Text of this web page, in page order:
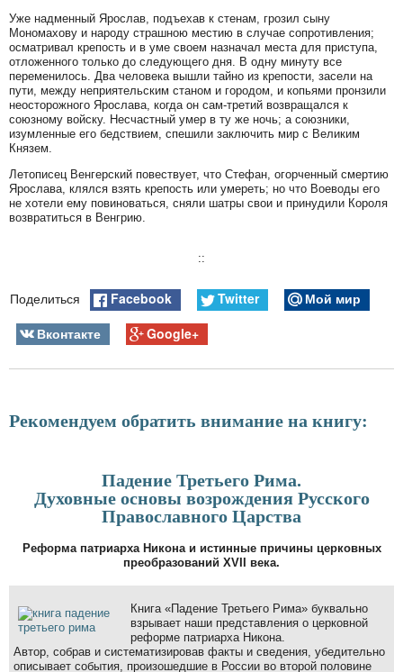
Уже надменный Ярослав, подъехав к стенам, грозил сыну
Мономахову и народу страшною местию в случае сопротивления;
осматривал крепость и в уме своем назначал места для приступа,
отложенного только до следующего дня. В одну минуту все
переменилось. Два человека вышли тайно из крепости, засели на
пути, между неприятельским станом и городом, и копьями пронзили
неосторожного Ярослава, когда он сам-третий возвращался к
союзному войску. Несчастный умер в ту же ночь; а союзники,
изумленные его бедствием, спешили заключить мир с Великим
Князем.
Летописец Венгерский повествует, что Стефан, огорченный смертию
Ярослава, клялся взять крепость или умереть; но что Воеводы его
не хотели ему повиноваться, сняли шатры свои и принудили Короля
возвратиться в Венгрию.
::
Поделиться Facebook Twitter
Мой мир
Вконтакте
Google+
Рекомендуем обратить внимание на книгу:
Падение Третьего Рима.
Духовные основы возрождения Русского
Православного Царства
Реформа патриарха Никона и истинные причины церковных
преобразований XVII века.
Книга «Падение Третьего Рима» буквально
взрывает наши представления о церковной
реформе патриарха Никона.
Автор, собрав и систематизировав факты и сведения, убедительно
описывает события, произошедшие в России во второй половине